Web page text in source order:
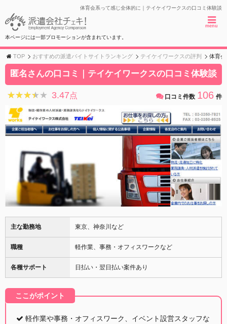
体育会系って感じ全体的に｜テイケイワークスの口コミ体験談
menu
本ページには一部プロモーションが含まれています。
TOP おすすめの派遣バイトサイトランキング テイケイワークスの評判 体育
匿名さんの口コミ｜テイケイワークスの口コミ体験談
★★★★★
★★★★★ 3.47点 口コミ件数 106 件
主な勤務地 東京、神奈川など
職種 軽作業、事務・オフィスワークなど
各種サポート 日払い・翌日払い案件あり
ここがポイント
軽作業や事務・オフィスワーク、イベント設営スタッフな